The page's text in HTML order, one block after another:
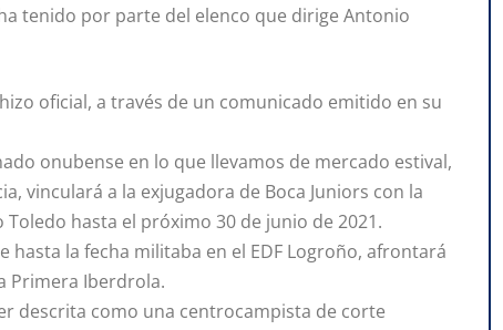
tenido por parte del elenco que dirige Antonio
oficial, a través de un comunicado emitido en su
onubense en lo que llevamos de mercado estival,
vinculará a la exjugadora de Boca Juniors con la
hasta el próximo 30 de junio de 2021.
la fecha militaba en el EDF Logroño, afrontará
Primera Iberdrola.
descrita como una centrocampista de corte